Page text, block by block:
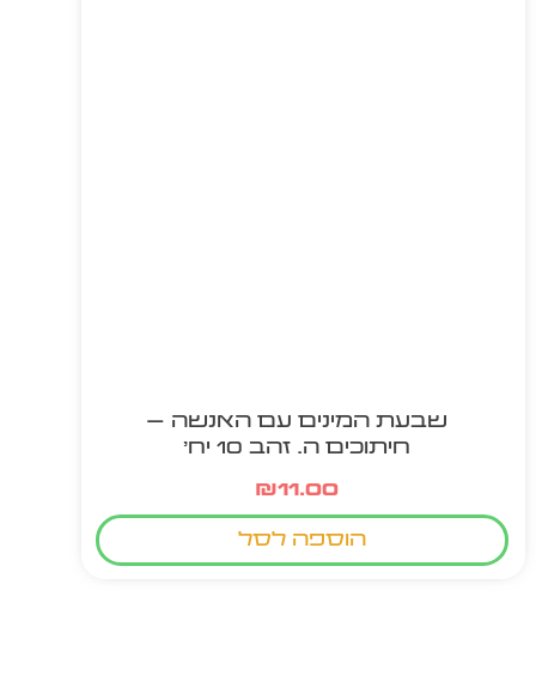
שבעת המינים עם האנשה –
חיתוכים ה. זהב 10 יח'
₪11.00
הוספה לסל